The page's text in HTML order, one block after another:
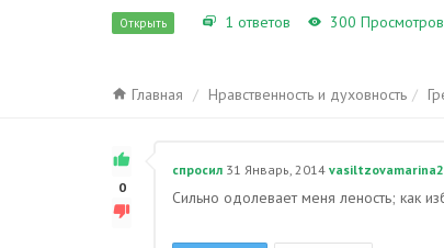
Открыть 1 ответов 300 Просмотров
Главная Нравственность и духовность
0
спросил 31 Январь, 2014
Сильно одолевает меня леность; как